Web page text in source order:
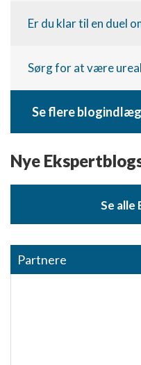
Er du klar til en duel
Sørg for at være
Se flere blogindlæg
Nye
Se alle
Partnere